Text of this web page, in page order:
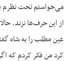
می‌خواستم تحت نظرم
از این حرف‌ها نزند.
عین مطلب را به شاه
کرد من فکر کردم که